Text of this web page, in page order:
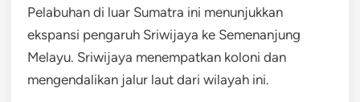
Pelabuhan di luar Sumatra ini menunjukkan
ekspansi pengaruh Sriwijaya ke Semenanjung
Melayu. Sriwijaya menempatkan koloni dan
mengendalikan jalur laut dari wilayah ini.